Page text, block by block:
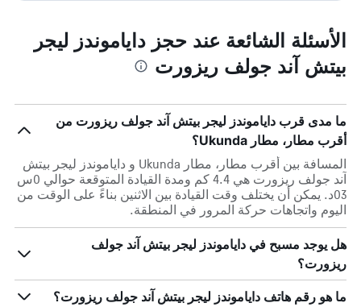
الأسئلة الشائعة عند حجز داياموندز ليجر
بيتش آند جولف ريزورت
ما مدى قرب داياموندز ليجر بيتش آند جولف ريزورت من
أقرب مطار، مطار Ukunda؟
المسافة بين أقرب مطار، مطار Ukunda و داياموندز ليجر بيتش
آند جولف ريزورت هي 4.4 كم ومدة القيادة المتوقعة حوالي 0س
03د. يمكن أن يختلف وقت القيادة بين الاثنين بناءً على الوقت من
اليوم واتجاهات حركة المرور في المنطقة.
هل يوجد مسبح في داياموندز ليجر بيتش آند جولف
ريزورت؟
ما هو رقم هاتف داياموندز ليجر بيتش آند جولف ريزورت؟